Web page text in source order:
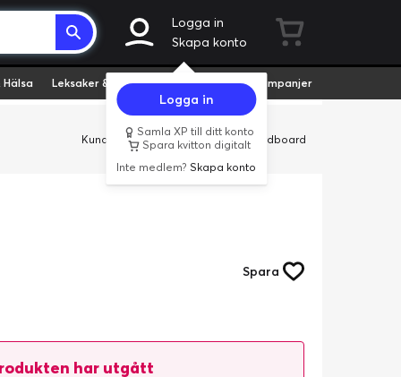
Logga in
Skapa konto
Logga in
Samla XP till ditt konto
Spara kvitton digitalt
Inte medlem?Skapa konto
Hälsa Leksaker & Hobby Fyndvaror Kampanjer
Kundservice Butiker Företag Cardboard
Spara
har utgått